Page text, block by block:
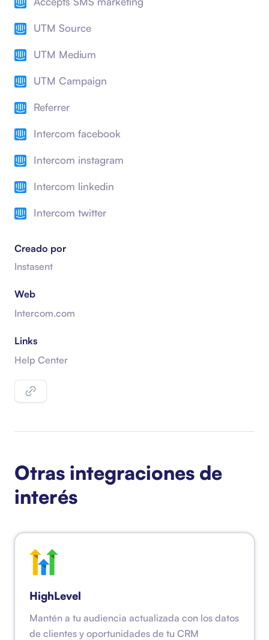
Creado por
Instasent
Web
Intercom.com
Links
Help Center
UTM Source
UTM Medium
UTM Campaign
Referrer
Intercom facebook
Intercom instagram
Intercom linkedin
Intercom twitter
Otras integraciones de
interés
HighLevel
Mantén a tu audiencia actualizada con los datos
de clientes y oportunidades de tu CRM